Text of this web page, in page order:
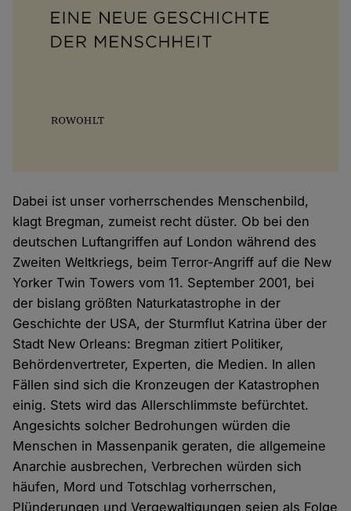
Dabei ist unser vorherrschendes Menschenbild,
klagt Bregman, zumeist recht düster. Ob bei den
deutschen Luftangriffen auf London während des
Zweiten Weltkriegs, beim Terror-Angriff auf die New
Yorker Twin Towers vom 11. September 2001, bei
der bislang größten Naturkatastrophe in der
Geschichte der USA, der Sturmflut Katrina über der
Stadt New Orleans: Bregman zitiert Politiker,
Behördenvertreter, Experten, die Medien. In allen
Fällen sind sich die Kronzeugen der Katastrophen
einig. Stets wird das Allerschlimmste befürchtet.
Angesichts solcher Bedrohungen würden die
Menschen in Massenpanik geraten, die allgemeine
Anarchie ausbrechen, Verbrechen würden sich
häufen, Mord und Totschlag vorherrschen,
Plünderungen und Vergewaltigungen seien als Folge